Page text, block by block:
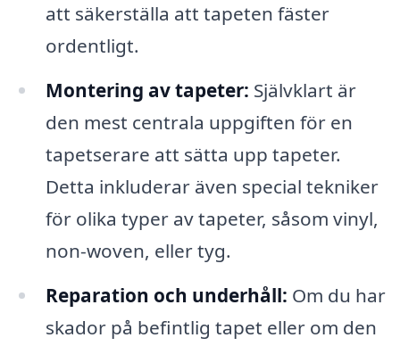
att säkerställa att tapeten fäster
ordentligt.
Montering av tapeter: Självklart är
den mest centrala uppgiften för en
tapetserare att sätta upp tapeter.
Detta inkluderar även special tekniker
för olika typer av tapeter, såsom vinyl,
non-woven, eller tyg.
Reparation och underhåll: Om du har
skador på befintlig tapet eller om den